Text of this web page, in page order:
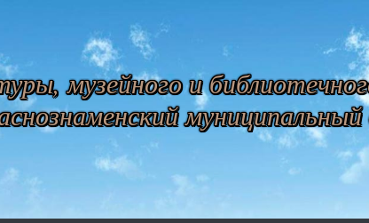
музейного и
муниципальный